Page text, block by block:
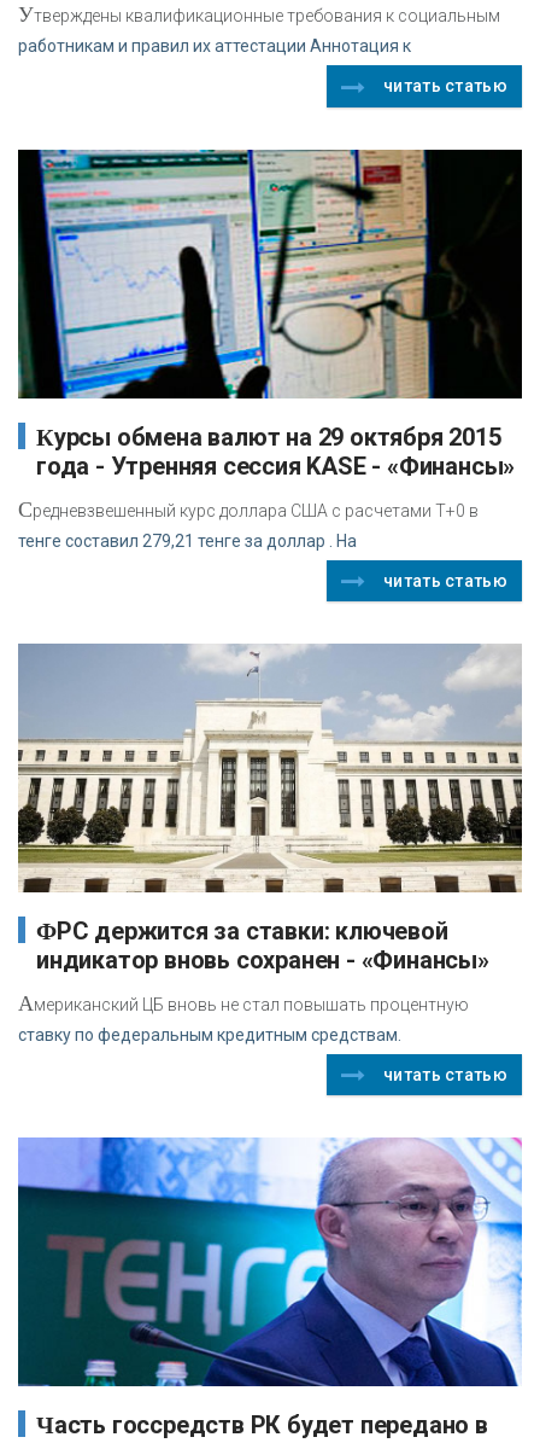
Утверждены квалификационные требования к социальным
работникам и правил их аттестации Аннотация к
читать статью
Курсы обмена валют на 29 октября 2015
года - Утренняя сессия KASE - «Финансы»
Средневзвешенный курс доллара США с расчетами T+0 в
тенге составил 279,21 тенге за доллар . На
читать статью
ФРС держится за ставки: ключевой
индикатор вновь сохранен - «Финансы»
Американский ЦБ вновь не стал повышать процентную
ставку по федеральным кредитным средствам.
читать статью
Часть госсредств РК будет передано в